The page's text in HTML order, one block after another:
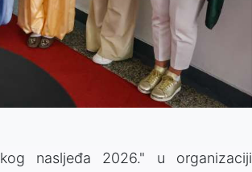
nasljeđa 2026." u organizaciji